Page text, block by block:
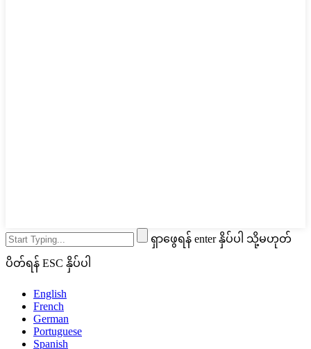
ရှာဖွေရန် enter နှိပ်ပါ သို့မဟုတ်
ပိတ်ရန် ESC နှိပ်ပါ
English
French
German
Portuguese
Spanish